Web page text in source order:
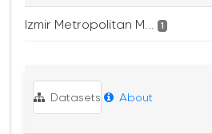
Izmir Metropolitan M... 1
Datasets About